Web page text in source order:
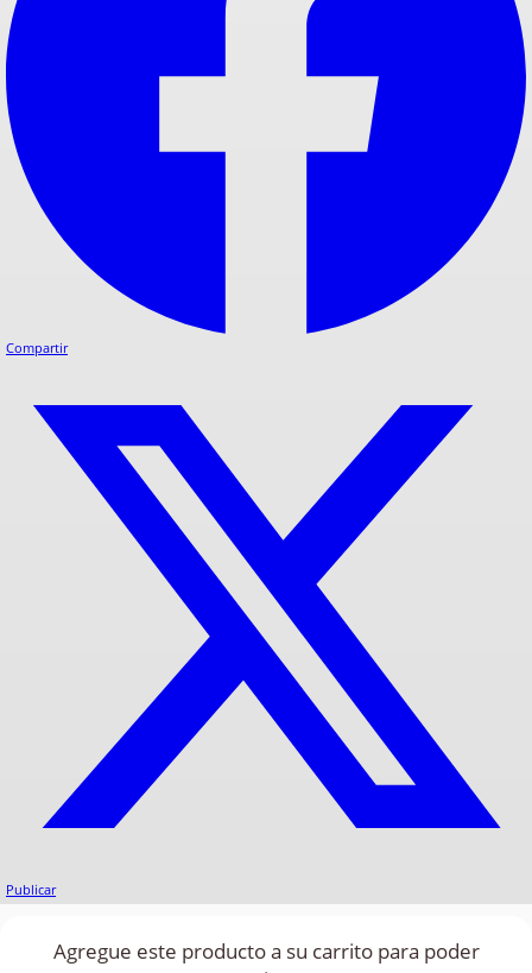
Compartir
Publicar
Agregue este producto a su carrito para poder